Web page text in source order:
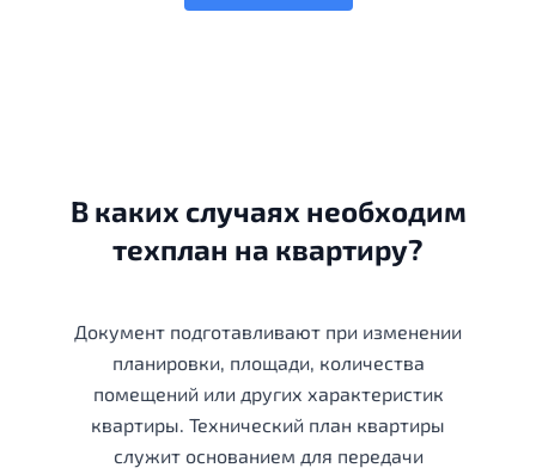
В каких случаях необходим
техплан на квартиру?
Документ подготавливают при изменении
планировки, площади, количества
помещений или других характеристик
квартиры. Технический план квартиры
служит основанием для передачи